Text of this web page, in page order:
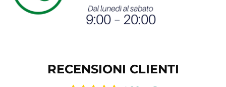
RECENSIONI CLIENTI